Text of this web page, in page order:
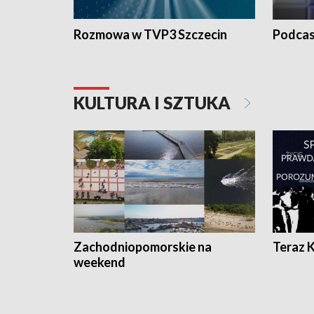
Rozmowa w TVP3 Szczecin
KULTURA I SZTUKA
Zachodniopomorskie na
weekend
Teraz